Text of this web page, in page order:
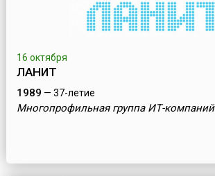
16 октября
ЛАНИТ
1989 — 37-летие
Многопрофильная группа ИТ-компаний